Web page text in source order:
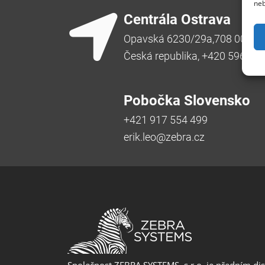
Centrála Ostrava
Opavská 6230/29a,708 00
Česká republika, +420 596
Pobočka Slovensko
+421 917 554 499
erik.leo@zebra.cz